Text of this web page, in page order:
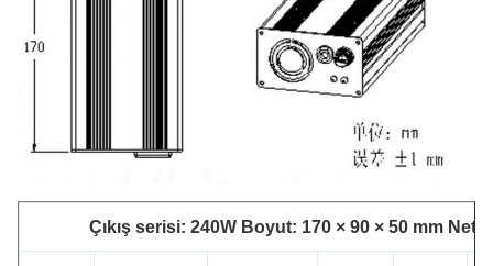
Çıkış serisi: 240W Boyut: 170 × 90 × 50 mm Net